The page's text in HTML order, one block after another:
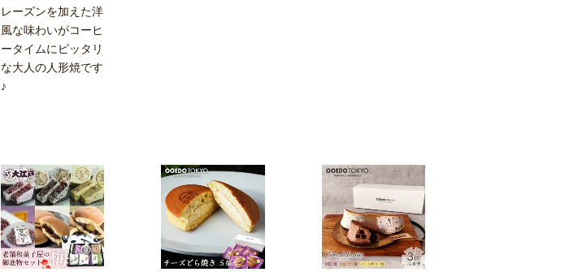
レーズンを加えた洋
風な味わいがコーヒ
ータイムにピッタリ
な大人の人形焼です
♪